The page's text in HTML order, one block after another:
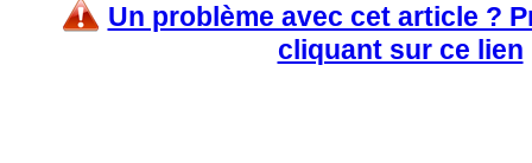
Un problème avec cet article ?
cliquant sur ce lien